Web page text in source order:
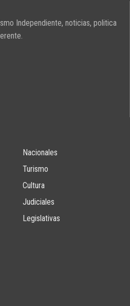
Independiente, noticias, politica
Nacionales
Turismo
Cultura
Judiciales
Legislativas